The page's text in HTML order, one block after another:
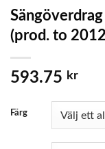
(prod. to
593.75 kr
Färg